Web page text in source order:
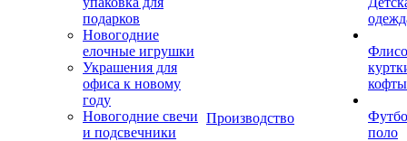
подарков
Новогодние
елочные игрушки
Украшения для
офиса к новому
году
Новогодние свечи
и подсвечники
Производство
кофты
поло